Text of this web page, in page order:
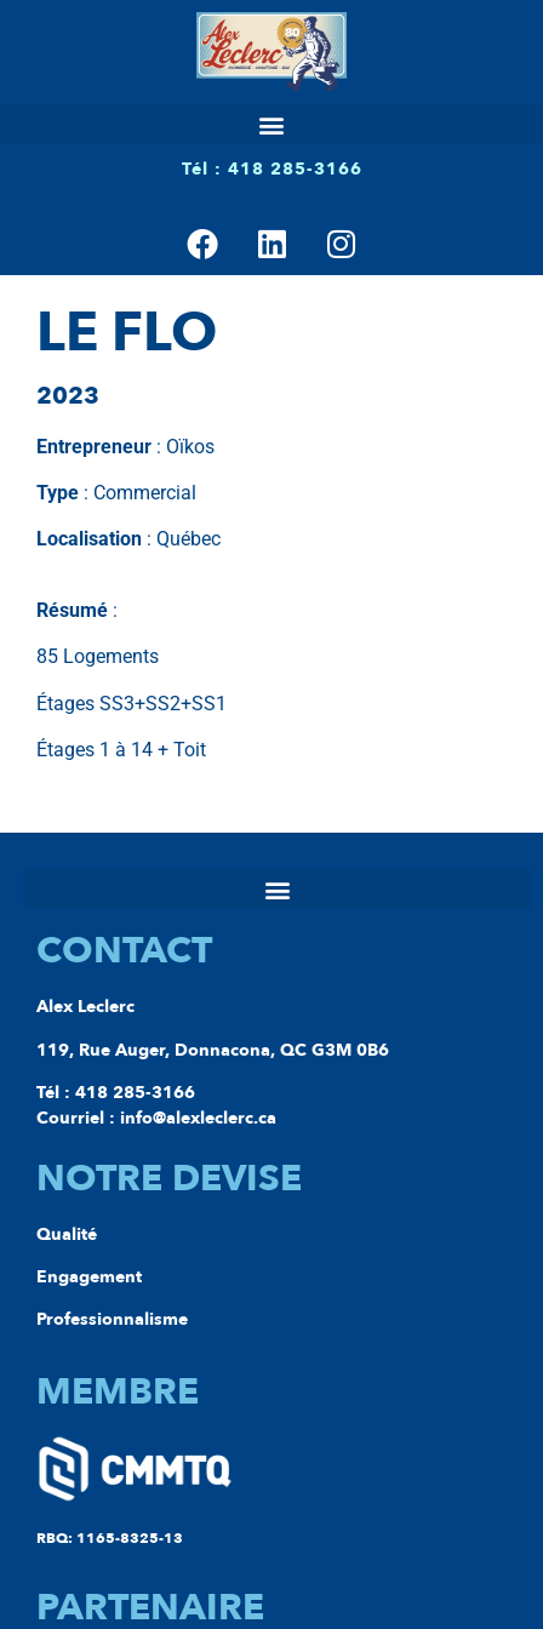
Tél : 418 285-3166
LE FLO
2023
Entrepreneur : Oïkos
Type : Commercial
Localisation : Québec
Résumé :
85 Logements
Étages SS3+SS2+SS1
Étages 1 à 14 + Toit
CONTACT
Alex Leclerc
119, Rue Auger, Donnacona, QC G3M 0B6
Tél : 418 285-3166
Courriel : info@alexleclerc.ca
NOTRE DEVISE
Qualité
Engagement
Professionnalisme
MEMBRE
RBQ: 1165-8325-13
PARTENAIRE